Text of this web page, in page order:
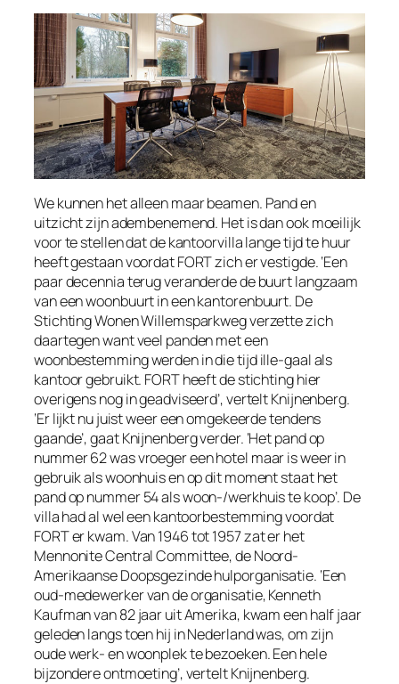
We kunnen het alleen maar beamen. Pand en
uitzicht zijn adembenemend. Het is dan ook moeilijk
voor te stellen dat de kantoorvilla lange tijd te huur
heeft gestaan voordat FORT zich er vestigde. ‘Een
paar decennia terug veranderde de buurt langzaam
van een woonbuurt in een kantorenbuurt. De
Stichting Wonen Willemsparkweg verzette zich
daartegen want veel panden met een
woonbestemming werden in die tijd ille-gaal als
kantoor gebruikt. FORT heeft de stichting hier
overigens nog in geadviseerd’, vertelt Knijnenberg.
‘Er lijkt nu juist weer een omgekeerde tendens
gaande’, gaat Knijnenberg verder. ‘Het pand op
nummer 62 was vroeger een hotel maar is weer in
gebruik als woonhuis en op dit moment staat het
pand op nummer 54 als woon-/werkhuis te koop’. De
villa had al wel een kantoorbestemming voordat
FORT er kwam. Van 1946 tot 1957 zat er het
Mennonite Central Committee, de Noord-
Amerikaanse Doopsgezinde hulporganisatie. ‘Een
oud-medewerker van de organisatie, Kenneth
Kaufman van 82 jaar uit Amerika, kwam een half jaar
geleden langs toen hij in Nederland was, om zijn
oude werk- en woonplek te bezoeken. Een hele
bijzondere ontmoeting’, vertelt Knijnenberg.